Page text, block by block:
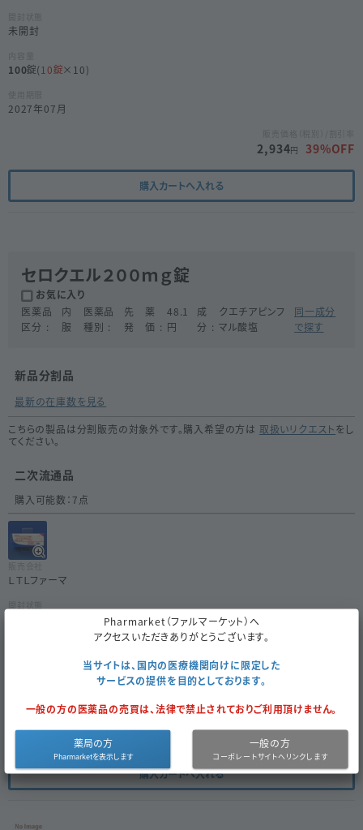
未開封
100 (10 ×10)
2027年07月
2,934円 39%OFF
購入カートへ入れる
セロクエル２００ｍｇ錠
お気に入り
医薬品
区分
内
服
医薬品
種別
先
発
薬
価
48.1
円
成
分
クエチアピンフ
マル酸塩
同一成分
で探す
新品分割品
最新の在庫数を見る
こちらの製品は分割販売の対象外です。購入希望の方は 取扱いリクエストをし
てください。
二次流通品
購入可能数：7点
ＬＴＬファーマ
×10)
3,174 %OFF
購入カートへ入れる
Pharmarket（ファルマーケット）へ
アクセスいただきありがとうございます。
当サイトは、国内の医療機関向けに限定した
サービスの提供を目的としております。
一般の方の医薬品の売買は、法律で禁止されておりご利用頂けません。
薬局の方 一般の方